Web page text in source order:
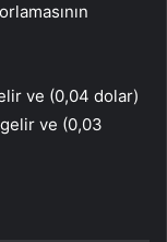
ve (0,04 dolar)
ve (0,03